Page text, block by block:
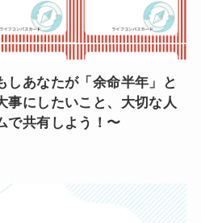
しあなたが「余命半年」と
事にしたいこと、大切な人
で共有しよう！〜